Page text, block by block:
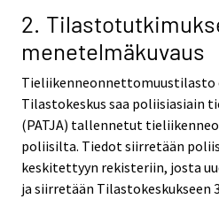
2.
menetelmäkuvaus
Tieliikenneonnettomuustilasto
Tilastokeskus saa poliisiasiain
(PATJA) tallennetut
poliisilta. Tiedot siirretään
keskitettyyn rekisteriin, josta
ja siirretään Tilastokeskukseen